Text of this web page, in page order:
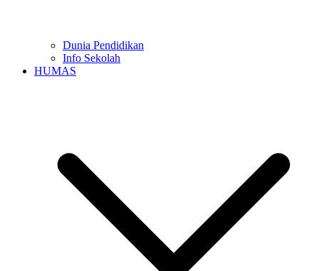
Dunia Pendidikan
Info Sekolah
HUMAS